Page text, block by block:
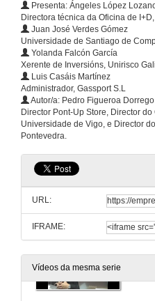
Presenta: Ángeles López
Directora técnica da Oficina de
Juan José Verdes Gómez
Universidade de Santiago de
Yolanda Falcón García
Xerente de Inversións, Unirisco
Luis Casáis Martínez
Administrador, Gassport S.L
Autor/a: Pedro Figueroa Dorrego
Director Pont-Up Store, Director
Universidade de Vigo, e Director
Pontevedra.
URL:
IFRAME:
Vídeos da mesma serie
24 de
24 de